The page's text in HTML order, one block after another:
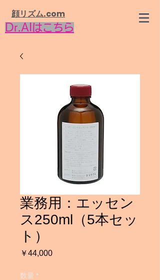
​顔リズム.com
Dr.AIはこちら
業務用：エッセン
ス250ml（5本セッ
ト）
￥44,000価
数量 *